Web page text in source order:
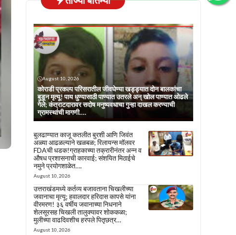
August 10, 2026
कोराडी प्रकल्प परिसरातील जीवघेण्या खड्ड्यात दोन बालकांचा
बुडून मृत्यू! पाय धुण्यासाठी पाण्यात उतरले अन् खोल पाण्यात ओढले
गेले; कंत्राटदारावर सदोष मनुष्यवधाचा गुन्हा दाखल करण्याची
ग्रामस्थांची मागणी….
बुलढाण्यात काजू कतलीत बुरशी आणि जिवंत
अळ्या आढळल्याने खळबळ; रिलायन्स मॉलवर
FDAची धडक!ग्राहकाच्या तक्रारीनंतर अन्न व
औषध प्रशासनाची कारवाई; संशयित मिठाईचे
नमुने प्रयोगशाळेत….
August 10, 2026
उत्तराखंडमध्ये कर्तव्य बजावताना चिखलीच्या
जवानाचा मृत्यू; हवालदार हरिदास कापसे यांना
वीरमरण! ३६ वर्षीय जवानाच्या निधनाने
शेलसूरसह चिखली तालुक्यावर शोककळा;
मुलीच्या वाढदिवशीच हरपले पितृछत्र…
August 10, 2026